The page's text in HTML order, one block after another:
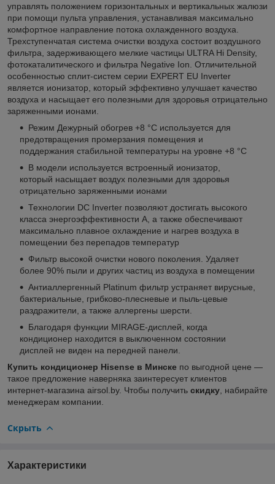
управлять положением горизонтальных и вертикальных жалюзи
при помощи пульта управления, устанавливая максимально
комфортное направление потока охлажденного воздуха.
Трехступенчатая система очистки воздуха состоит воздушного
фильтра, задерживающего мелкие частицы ULTRA Hi Density,
фотокаталитического и фильтра Negative Ion. Отличительной
особенностью сплит-систем серии EXPERT EU Inverter
является ионизатор, который эффективно улучшает качество
воздуха и насыщает его полезными для здоровья отрицательно
заряженными ионами.
Режим Дежурный обогрев +8 °С используется для
предотвращения промерзания помещения и
поддержания стабильной температуры на уровне +8 °С
В модели используется встроенный ионизатор,
который насыщает воздух полезными для здоровья
отрицательно заряженными ионами
Технологии DC Inverter позволяют достигать высокого
класса энергоэффективности А, а также обеспечивают
максимально плавное охлаждение и нагрев воздуха в
помещении без перепадов температур
Фильтр высокой очистки нового поколения. Удаляет
более 90% пыли и других частиц из воздуха в помещении
Антиаллергенный Platinum фильтр устраняет вирусные,
бактериальные, грибково-плесневые и пыль-цевые
раздражители, а также аллергены шерсти.
Благодаря функции MIRAGE-дисплей, когда
кондиционер находится в выключенном состоянии
дисплей не виден на передней панели.
Купить кондиционер Hisense в Минске по выгодной цене —
такое предложение наверняка заинтересует клиентов
интернет-магазина airsol.by. Чтобы получить скидку , набирайте
менеджерам компании.
Скрыть
Характеристики